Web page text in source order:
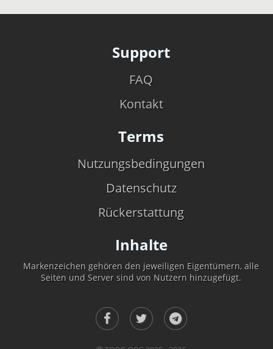
Support
FAQ
Kontakt
Terms
Nutzungsbedingungen
Datenschutz
Rückerstattung
Inhalte
Markenzeichen gehören den jeweiligen Eigentümern, alle
Seiten und Server sind von Nutzern hinzugefügt.